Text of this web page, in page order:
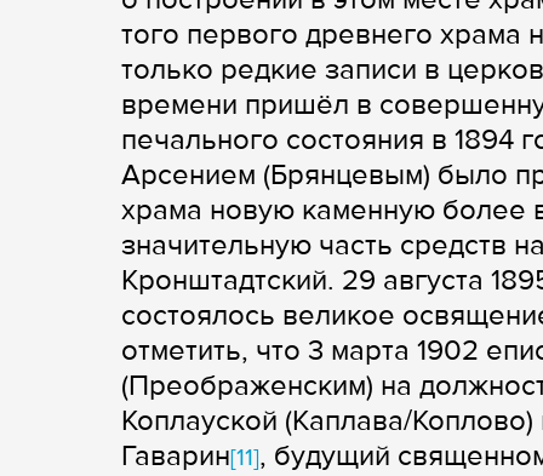
того первого древнего храма
только редкие записи в
времени пришёл в
печального состояния в 1894
Арсением (Брянцевым) было
храма новую каменную более
значительную часть средств
Кронштадтский. 29 августа
состоялось великое
отметить, что 3 марта 1902
(Преображенским) на
Коплауской (Каплава/
Гаварин[11], будущий